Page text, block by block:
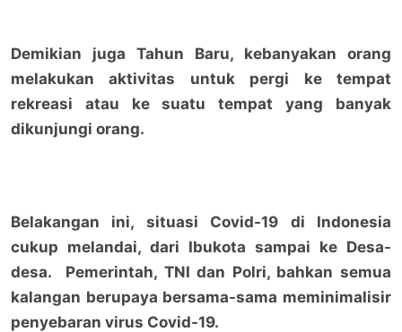
Demikian juga Tahun Baru, kebanyakan orang
melakukan aktivitas untuk pergi ke tempat
rekreasi atau ke suatu tempat yang banyak
dikunjungi orang.
Belakangan ini, situasi Covid-19 di Indonesia
cukup melandai, dari Ibukota sampai ke Desa-
desa. Pemerintah, TNI dan Polri, bahkan semua
kalangan berupaya bersama-sama meminimalisir
penyebaran virus Covid-19.